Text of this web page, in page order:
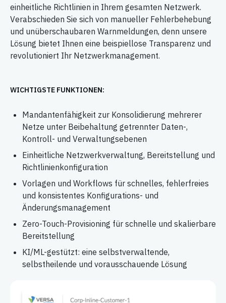
einheitliche Richtlinien in Ihrem gesamten Netzwerk.
Verabschieden Sie sich von manueller Fehlerbehebung
und unüberschaubaren Warnmeldungen, denn unsere
Lösung bietet Ihnen eine beispiellose Transparenz und
revolutioniert Ihr Netzwerkmanagement.
WICHTIGSTE FUNKTIONEN:
Mandantenfähigkeit zur Konsolidierung mehrerer
Netze unter Beibehaltung getrennter Daten-,
Kontroll- und Verwaltungsebenen
Einheitliche Netzwerkverwaltung, Bereitstellung und
Richtlinienkonfiguration
Vorlagen und Workflows für schnelles, fehlerfreies
und konsistentes Konfigurations- und
Änderungsmanagement
Zero-Touch-Provisioning für schnelle und skalierbare
Bereitstellung
KI/ML-gestützt: eine selbstverwaltende,
selbstheilende und vorausschauende Lösung